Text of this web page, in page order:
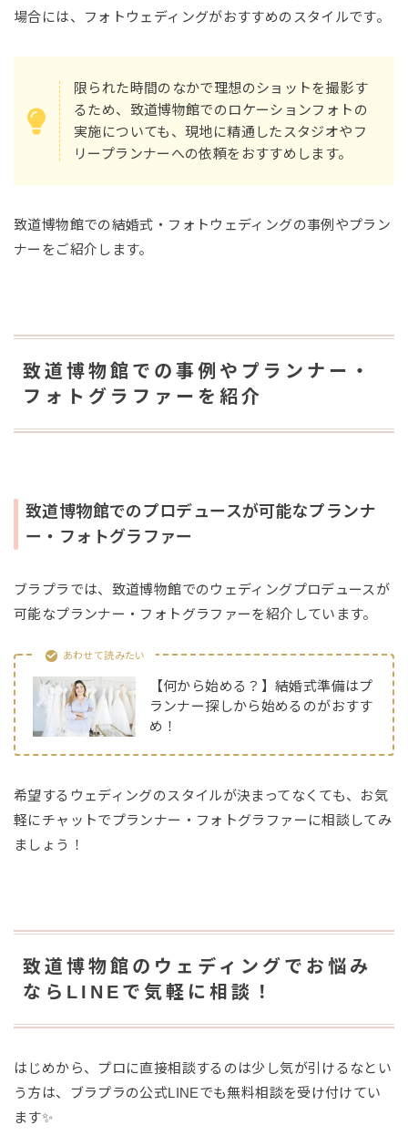
場合には、フォトウェディングがおすすめのスタイルです。
限られた時間のなかで理想のショットを撮影す
るため、致道博物館でのロケーションフォトの
実施についても、現地に精通したスタジオやフ
リープランナーへの依頼をおすすめします。
致道博物館での結婚式・フォトウェディングの事例やプラン
ナーをご紹介します。
致道博物館での事例やプランナー・
フォトグラファーを紹介
致道博物館でのプロデュースが可能なプランナ
ー・フォトグラファー
ブラプラでは、致道博物館でのウェディングプロデュースが
可能なプランナー・フォトグラファーを紹介しています。
あわせて読みたい
【何から始める？】結婚式準備はプ
ランナー探しから始めるのがおすす
め！
希望するウェディングのスタイルが決まってなくても、お気
軽にチャットでプランナー・フォトグラファーに相談してみ
ましょう！
致道博物館のウェディングでお悩み
ならLINEで気軽に相談！
はじめから、プロに直接相談するのは少し気が引けるなとい
う方は、ブラプラの公式LINEでも無料相談を受け付けてい
ます✨